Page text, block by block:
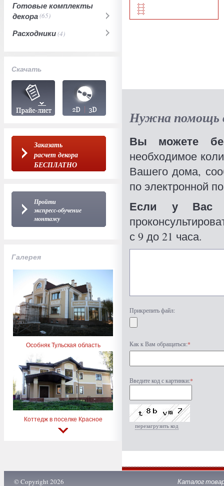
Готовые комплекты
декора(65)
Расходники(4)
Скачать
Заказать
расчет декора
БЕСПЛАТНО
Пройти
экспресс-обучение
монтажу
Галерея
Особняк Тульская область
Коттедж в поселке Красное
Нужна помощь
Вы можете
необходимое
Вашего дома,
по электронной
Если у Вас
с 9 до 21 часа.
Прикрепить файл:
Как к Вам обращаться:*
Введите код с картинки:*
перезагрузить код
© Copyright 2026 Каталог